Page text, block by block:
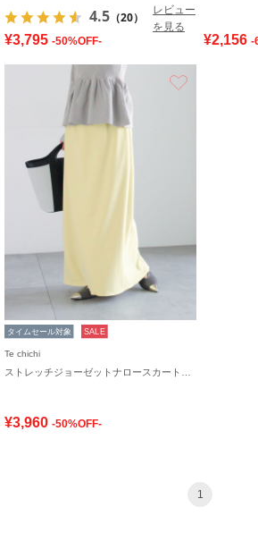
4.5 （20）
レビュー
を見る
¥3,795 -50%OFF- ¥2,156 -
タイムセール対象 SALE
Te chichi
¥3,960 -50%OFF-
1